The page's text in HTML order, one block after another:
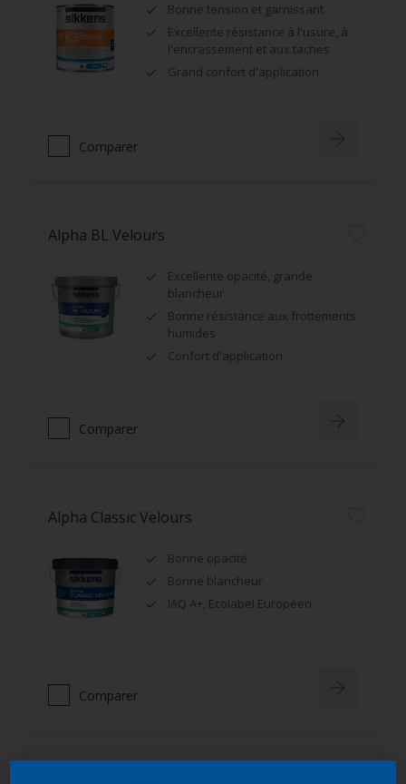
Bonne tension et garnissant
Excellente résistance à l'usure, à
l'encrassement et aux taches
Grand confort d'application
Comparer
Alpha BL Velours
Excellente opacité, grande
blancheur
Bonne résistance aux frottements
humides
Confort d'application
Comparer
Alpha Classic Velours
Bonne opacité
Bonne blancheur
IAQ A+, Ecolabel Européen
Comparer